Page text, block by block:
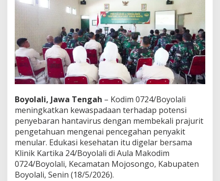
o
l
a
l
i
E
d
k
a
i
P
r
a
u
r
i
t
Boyolali, Jawa Tengah – Kodim 0724/Boyolali
meningkatkan kewaspadaan terhadap potensi
penyebaran hantavirus dengan membekali prajurit
pengetahuan mengenai pencegahan penyakit
menular. Edukasi kesehatan itu digelar bersama
Klinik Kartika 24/Boyolali di Aula Makodim
0724/Boyolali, Kecamatan Mojosongo, Kabupaten
Boyolali, Senin (18/5/2026).